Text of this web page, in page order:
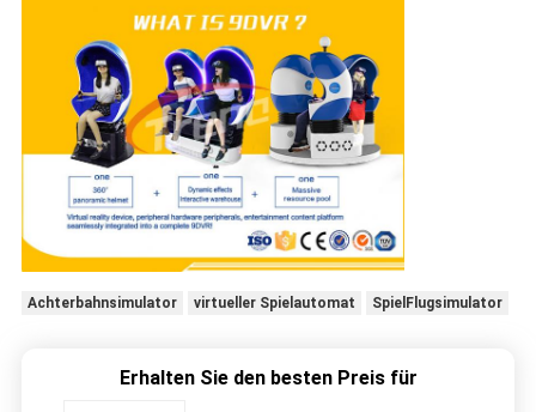
Achterbahnsimulator virtueller Spielautomat SpielFlugsimulator
Erhalten Sie den besten Preis für